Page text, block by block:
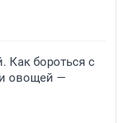
Как бороться с
овощей —